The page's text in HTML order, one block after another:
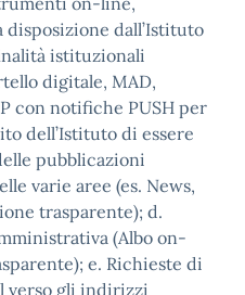
disposizione dall’Istituto
istituzionali
digitale, MAD,
con notifiche PUSH per
dell’Istituto di essere
pubblicazioni
varie aree (es. News,
trasparente); d.
(Albo on-
e. Richieste di
verso gli indirizzi